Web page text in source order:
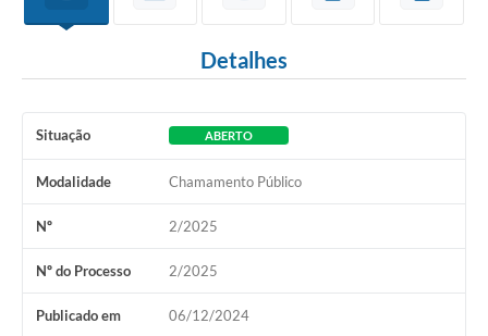
Detalhes
Situação ABERTO
Modalidade Chamamento Público
Nº 2/2025
Nº do Processo 2/2025
Publicado em 06/12/2024